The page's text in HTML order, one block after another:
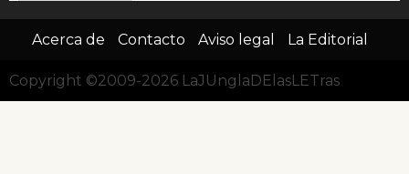
Acerca de Contacto Aviso legal La Editorial
Copyright ©2009-2026 LaJUnglaDElasLETras